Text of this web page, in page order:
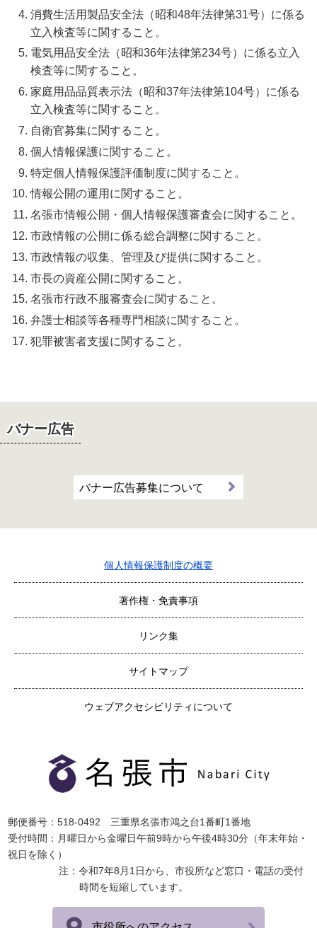
消費生活用製品安全法（昭和48年法律第31号）に係る
立入検査等に関すること。
電気用品安全法（昭和36年法律第234号）に係る立入
検査等に関すること。
家庭用品品質表示法（昭和37年法律第104号）に係る
立入検査等に関すること。
自衛官募集に関すること。
個人情報保護に関すること。
特定個人情報保護評価制度に関すること。
情報公開の運用に関すること。
名張市情報公開・個人情報保護審査会に関すること。
市政情報の公開に係る総合調整に関すること。
市政情報の収集、管理及び提供に関すること。
市長の資産公開に関すること。
名張市行政不服審査会に関すること。
弁護士相談等各種専門相談に関すること。
犯罪被害者支援に関すること。
バナー広告
バナー広告募集について
個人情報保護制度の概要
著作権・免責事項
リンク集
サイトマップ
ウェブアクセシビリティについて
郵便番号：518-0492 三重県名張市鴻之台1番町1番地
受付時間：月曜日から金曜日午前9時から午後4時30分（年末年始・
祝日を除く）
注：令和7年8月1日から、市役所など窓口・電話の受付
時間を短縮しています。